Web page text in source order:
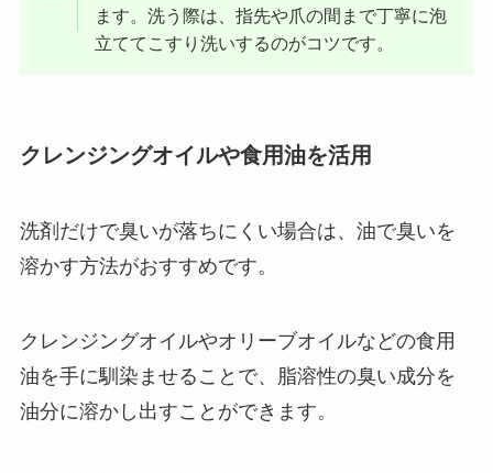
ます。洗う際は、指先や爪の間まで丁寧に泡
立ててこすり洗いするのがコツです。
クレンジングオイルや食用油を活用
洗剤だけで臭いが落ちにくい場合は、油で臭いを
溶かす方法がおすすめです。
クレンジングオイルやオリーブオイルなどの食用
油を手に馴染ませることで、脂溶性の臭い成分を
油分に溶かし出すことができます。